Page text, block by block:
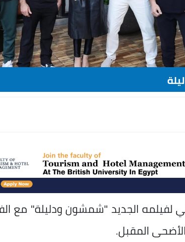
لفيلمه الجديد "شمشون ودليلة" مع
المقبل.